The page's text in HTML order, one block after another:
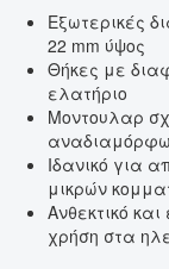
Εξωτερικές
22 mm ύψος
Θήκες με
ελατήριο
Μοντουλαρ
Ιδανικό για
μικρών
Ανθεκτικό
χρήση στα